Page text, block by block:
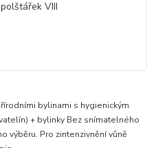
bylinami s hygienickým
+ bylinky Bez snímatelného
výběru. Pro zintenzivnění vůně